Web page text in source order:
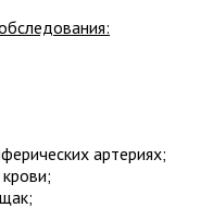
артериях;